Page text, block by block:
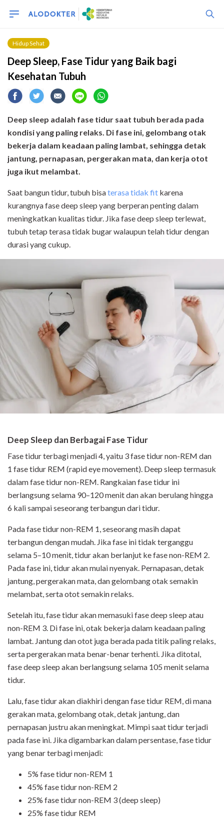
Hidup Sehat
Deep Sleep, Fase Tidur yang Baik bagi
Kesehatan Tubuh
Deep sleep adalah fase tidur saat tubuh berada pada
kondisi yang paling relaks. Di fase ini, gelombang otak
bekerja dalam keadaan paling lambat, sehingga detak
jantung, pernapasan, pergerakan mata, dan kerja otot
juga ikut melambat.
Saat bangun tidur, tubuh bisaterasa tidak fit karena
kurangnya fase deep sleep yang berperan penting dalam
meningkatkan kualitas tidur. Jika fase deep sleep terlewat,
tubuh tetap terasa tidak bugar walaupun telah tidur dengan
durasi yang cukup.
Deep Sleep dan Berbagai Fase Tidur
Fase tidur terbagi menjadi 4, yaitu 3 fase tidur non-REM dan
1 fase tidur REM (rapid eye movement). Deep sleep termasuk
dalam fase tidur non-REM. Rangkaian fase tidur ini
berlangsung selama 90–120 menit dan akan berulang hingga
6 kali sampai seseorang terbangun dari tidur.
Pada fase tidur non-REM 1, seseorang masih dapat
terbangun dengan mudah. Jika fase ini tidak terganggu
selama 5–10 menit, tidur akan berlanjut ke fase non-REM 2.
Pada fase ini, tidur akan mulai nyenyak. Pernapasan, detak
jantung, pergerakan mata, dan gelombang otak semakin
melambat, serta otot semakin relaks.
Setelah itu, fase tidur akan memasuki fase deep sleep atau
non-REM 3. Di fase ini, otak bekerja dalam keadaan paling
lambat. Jantung dan otot juga berada pada titik paling relaks,
serta pergerakan mata benar-benar terhenti. Jika ditotal,
fase deep sleep akan berlangsung selama 105 menit selama
tidur.
Lalu, fase tidur akan diakhiri dengan fase tidur REM, di mana
gerakan mata, gelombang otak, detak jantung, dan
pernapasan justru akan meningkat. Mimpi saat tidur terjadi
pada fase ini. Jika digambarkan dalam persentase, fase tidur
yang benar terbagi menjadi:
5% fase tidur non-REM 1
45% fase tidur non-REM 2
25% fase tidur non-REM 3 (deep sleep)
25% fase tidur REM